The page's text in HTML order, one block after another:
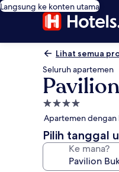
Langsung ke konten utama
Lihat semua
Seluruh apartemen
Properti
bintang
4.0
Apartemen dengan
Pilih tanggal
Ke mana?